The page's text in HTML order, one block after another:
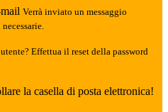
Verrà inviato un messaggio
Effettua il reset della password
la casella di posta elettronica!